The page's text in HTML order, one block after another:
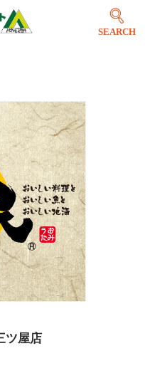
SEARCH
ツ屋店